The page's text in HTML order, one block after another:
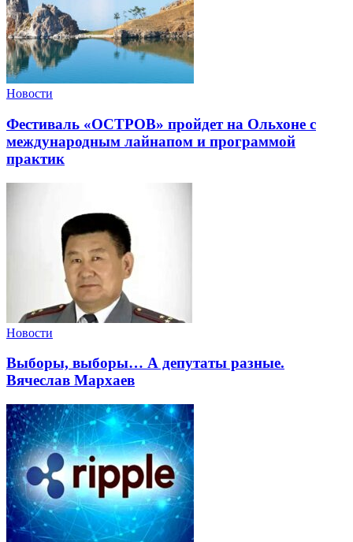
Новости
Фестиваль «ОСТРОВ» пройдет на Ольхоне с
международным лайнапом и программой
практик
Новости
Выборы, выборы… А депутаты разные.
Вячеслав Мархаев